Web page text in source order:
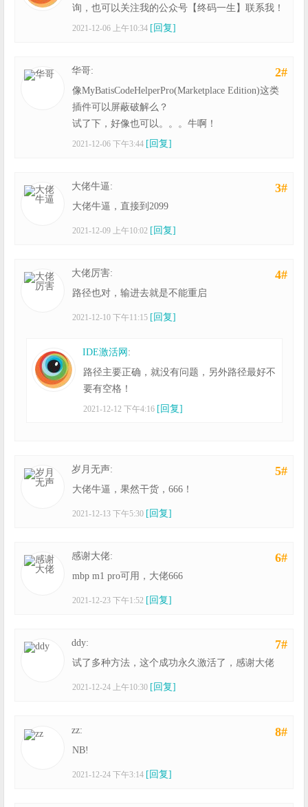
询，也可以关注我的公众号【终码一生】联系我！
2021-12-06 上午10:34 [回复]
2#
华哥:
像MyBatisCodeHelperPro(Marketplace Edition)这类
插件可以屏蔽破解么？
试了下，好像也可以。。。牛啊！
2021-12-06 下午3:44 [回复]
3#
大佬牛逼:
大佬牛逼，直接到2099
2021-12-09 上午10:02 [回复]
4#
大佬厉害:
路径也对，输进去就是不能重启
2021-12-10 下午11:15 [回复]
IDE激活网 :
路径主要正确，就没有问题，另外路径最好不
要有空格！
2021-12-12 下午4:16 [回复]
5#
岁月无声:
大佬牛逼，果然干货，666！
2021-12-13 下午5:30 [回复]
6#
感谢大佬:
mbp m1 pro可用，大佬666
2021-12-23 下午1:52 [回复]
7#
ddy:
试了多种方法，这个成功永久激活了，感谢大佬
2021-12-24 上午10:30 [回复]
8#
zz:
NB!
2021-12-24 下午3:14 [回复]